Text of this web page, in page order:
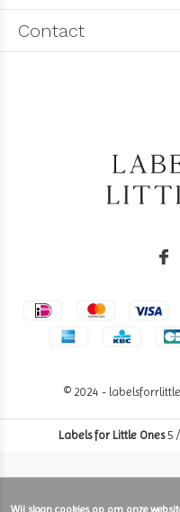
Contact
© 2024 -
Labels for Little Ones5 /
Wij slaan cookies op om onze